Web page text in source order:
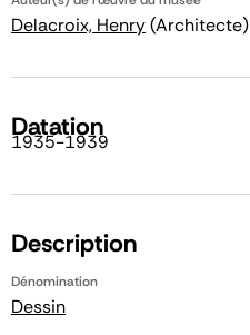
Delacroix, Henry(Architecte)
Datation
1935-1939
Description
Dénomination
Dessin